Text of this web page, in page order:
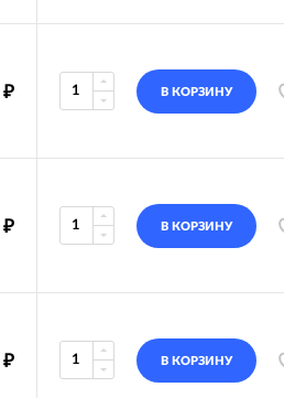
₽ В КОРЗИНУ
₽ В КОРЗИНУ
₽ В КОРЗИНУ